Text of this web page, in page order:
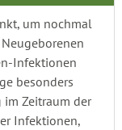
um nochmal
Infektionen
besonders
Zeitraum der
Infektionen,